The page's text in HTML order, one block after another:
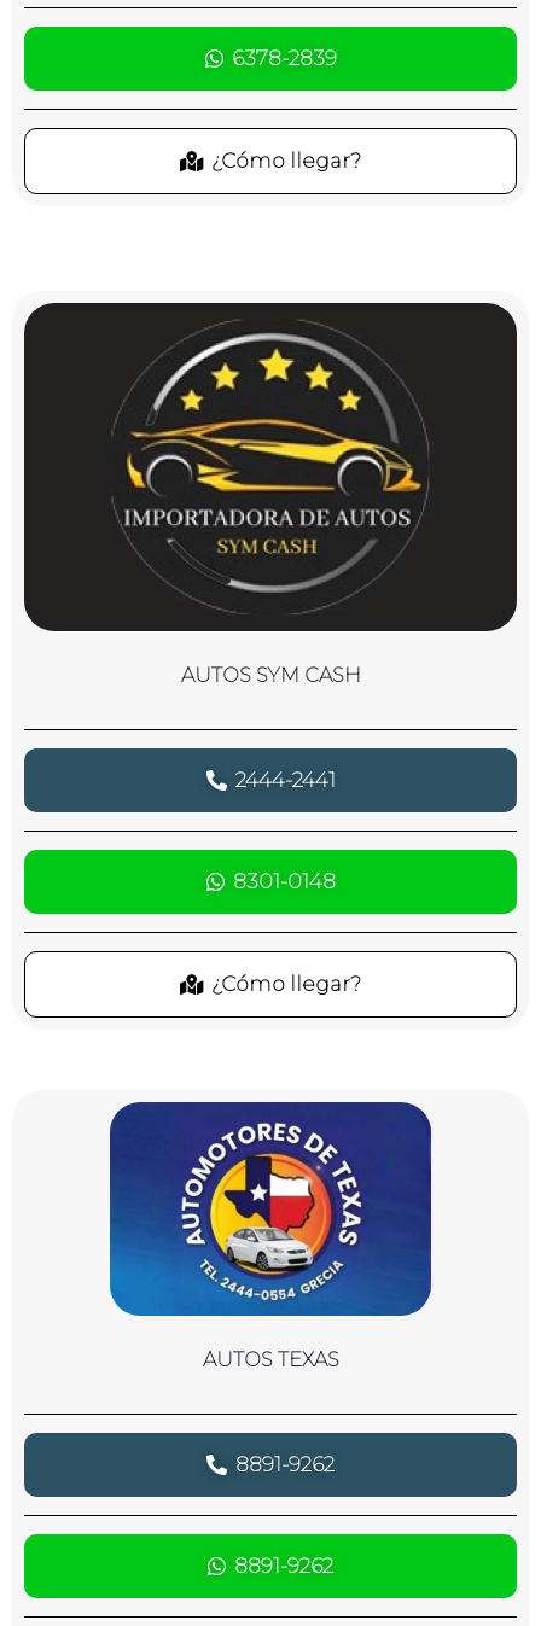
6378-2839
¿Cómo llegar?
AUTOS SYM CASH
2444-2441
8301-0148
¿Cómo llegar?
AUTOS TEXAS
8891-9262
8891-9262